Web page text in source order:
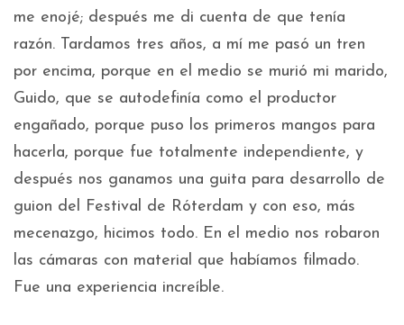
me enojé; después me di cuenta de que tenía
razón. Tardamos tres años, a mí me pasó un tren
por encima, porque en el medio se murió mi marido,
Guido, que se autodefinía como el productor
engañado, porque puso los primeros mangos para
hacerla, porque fue totalmente independiente, y
después nos ganamos una guita para desarrollo de
guion del Festival de Róterdam y con eso, más
mecenazgo, hicimos todo. En el medio nos robaron
las cámaras con material que habíamos filmado.
Fue una experiencia increíble.